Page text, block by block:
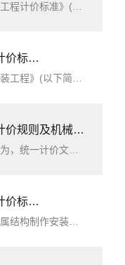
评定标准、产品标准和安全操作规程、绿色施工现场文明安全施工及环境保护要求、现行工程量清单计价规范、计算规范、住建部《城市地下综合管廊工程消耗
【高清无水印PDF版下载】
（DBJ53/T-58-2020）【高清无水印PDF版下载】
）【高清无水印PDF版下载】